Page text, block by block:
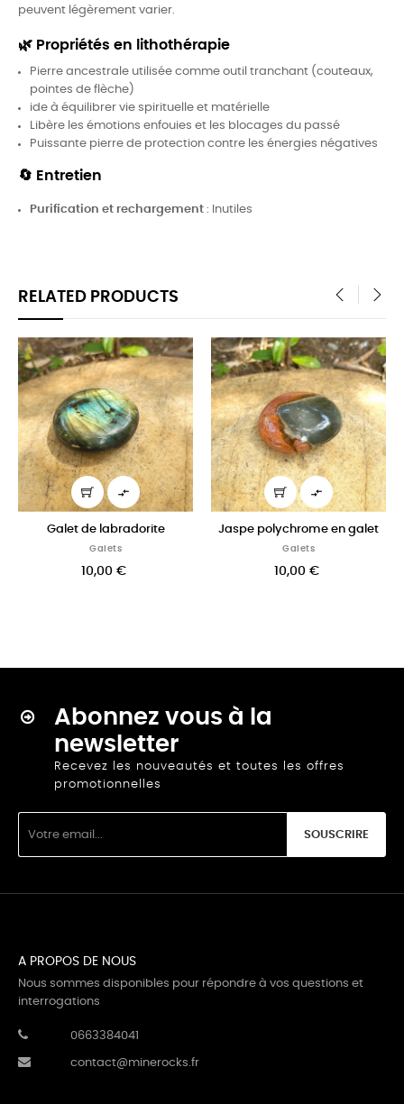
peuvent légèrement varier.
🌿 Propriétés en lithothérapie
Pierre ancestrale utilisée comme outil tranchant (couteaux,
pointes de flèche)
ide à équilibrer vie spirituelle et matérielle
Libère les émotions enfouies et les blocages du passé
Puissante pierre de protection contre les énergies négatives
🔄 Entretien
Purification et rechargement : Inutiles
RELATED PRODUCTS

Galet de labradorite
Galets
10,00 €

Jaspe polychrome en galet
Galets
10,00 €
Abonnez vous à la
newsletter
Recevez les nouveautés et toutes les offres
promotionnelles
SOUSCRIRE
A PROPOS DE NOUS
Nous sommes disponibles pour répondre à vos questions et
interrogations
0663384041
contact@minerocks.fr